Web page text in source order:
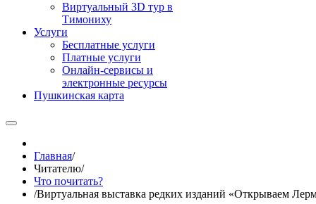
Виртуальный 3D тур в
Тимониху
Услуги
Бесплатные услуги
Платные услуги
Онлайн-сервисы и
электронные ресурсы
Пушкинская карта
Главная/
Читателю/
Что почитать?
/Виртуальная выставка редких изданий «Открываем